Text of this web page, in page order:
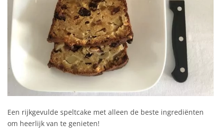
Een rijkgevulde speltcake met alleen de beste ingrediënten
om heerlijk van te genieten!